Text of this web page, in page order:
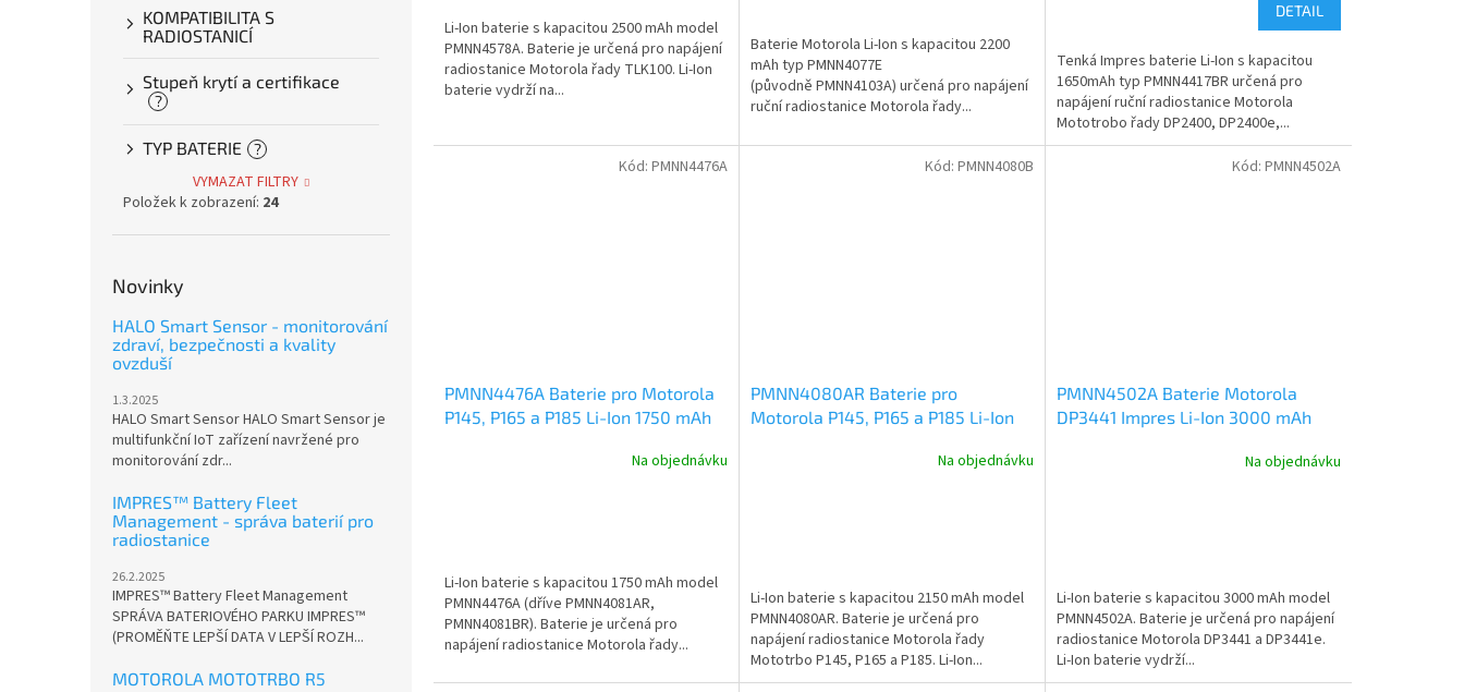
KOMPATIBILITA S
RADIOSTANICÍ
Stupeň krytí a certifikace
?
TYP BATERIE ?
VYMAZAT FILTRY
Položek k zobrazení: 24
Novinky
HALO Smart Sensor - monitorování
zdraví, bezpečnosti a kvality
ovzduší
1.3.2025
HALO Smart Sensor HALO Smart Sensor je
multifunkční IoT zařízení navržené pro
monitorování zdr...
IMPRES™ Battery Fleet
Management - správa baterií pro
radiostanice
26.2.2025
IMPRES™ Battery Fleet Management
SPRÁVA BATERIOVÉHO PARKU IMPRES™
(PROMĚŇTE LEPŠÍ DATA V LEPŠÍ ROZH...
MOTOROLA MOTOTRBO R5
Li-Ion baterie s kapacitou 2500 mAh model
PMNN4578A. Baterie je určená pro napájení
radiostanice Motorola řady TLK100. Li-Ion
baterie vydrží na...
Baterie Motorola Li-Ion s kapacitou 2200
mAh typ PMNN4077E
(původně PMNN4103A) určená pro napájení
ruční radiostanice Motorola řady...
DETAIL
Tenká Impres baterie Li-Ion s kapacitou
1650mAh typ PMNN4417BR určená pro
napájení ruční radiostanice Motorola
Mototrobo řady DP2400, DP2400e,...
PMNN4476A Baterie pro Motorola
P145, P165 a P185 Li-Ion 1750 mAh
Na objednávku
Li-Ion baterie s kapacitou 1750 mAh model
PMNN4476A (dříve PMNN4081AR,
PMNN4081BR). Baterie je určená pro
napájení radiostanice Motorola řady...
Kód: PMNN4476A
PMNN4080AR Baterie pro
Motorola P145, P165 a P185 Li-Ion
Na objednávku
Li-Ion baterie s kapacitou 2150 mAh model
PMNN4080AR. Baterie je určená pro
napájení radiostanice Motorola řady
Mototrbo P145, P165 a P185. Li-Ion...
Kód: PMNN4080B
PMNN4502A Baterie Motorola
DP3441 Impres Li-Ion 3000 mAh
Na objednávku
Li-Ion baterie s kapacitou 3000 mAh model
PMNN4502A. Baterie je určená pro napájení
radiostanice Motorola DP3441 a DP3441e.
Li-Ion baterie vydrží...
Kód: PMNN4502A